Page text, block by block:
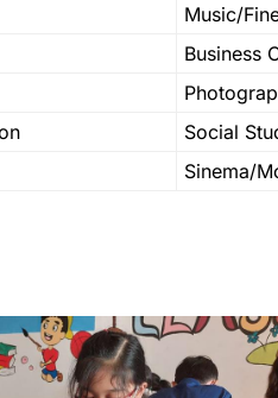
Music/
Business
Social
Sinema/